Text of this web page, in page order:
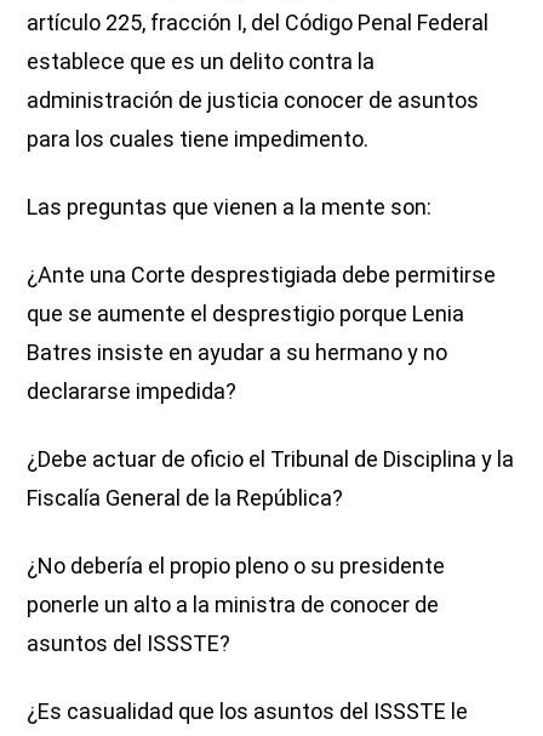
artículo 225, fracción I, del Código Penal Federal
establece que es un delito contra la
administración de justicia conocer de asuntos
para los cuales tiene impedimento.
Las preguntas que vienen a la mente son:
¿Ante una Corte desprestigiada debe permitirse
que se aumente el desprestigio porque Lenia
Batres insiste en ayudar a su hermano y no
declararse impedida?
¿Debe actuar de oficio el Tribunal de Disciplina y la
Fiscalía General de la República?
¿No debería el propio pleno o su presidente
ponerle un alto a la ministra de conocer de
asuntos del ISSSTE?
¿Es casualidad que los asuntos del ISSSTE le